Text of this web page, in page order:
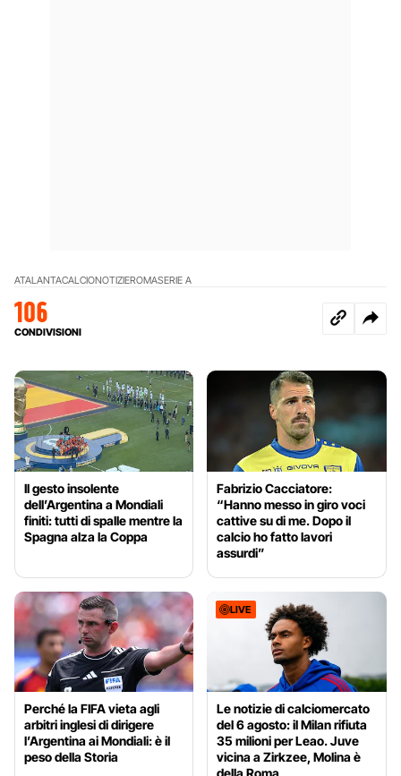
ATALANTACALCIONOTIZIEROMASERIE A
106
CONDIVISIONI
Il gesto insolente
dell’Argentina a Mondiali
finiti: tutti di spalle mentre la
Spagna alza la Coppa
Fabrizio Cacciatore:
“Hanno messo in giro voci
cattive su di me. Dopo il
calcio ho fatto lavori
assurdi”
Perché la FIFA vieta agli
arbitri inglesi di dirigere
l’Argentina ai Mondiali: è il
peso della Storia
LIVE
Le notizie di calciomercato
del 6 agosto: il Milan rifiuta
35 milioni per Leao. Juve
vicina a Zirkzee, Molina è